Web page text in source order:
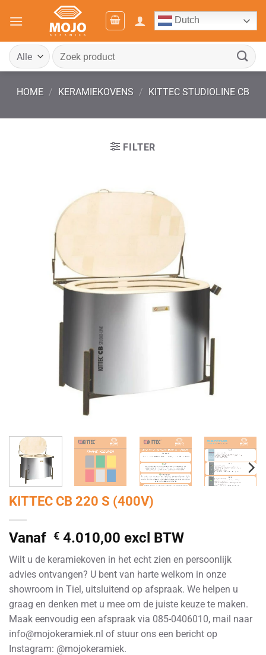
naar
Dutch
Zoeken
naar:
HOME / KERAMIEKOVENS / KITTEC STUDIOLINE CB
FILTER
KITTEC CB 220 S (400V)
Vanaf € 4.010,00 excl BTW
Wilt u de keramiekoven in het echt zien en persoonlijk
advies ontvangen? U bent van harte welkom in onze
showroom in Tiel, uitsluitend op afspraak. We helpen u
graag en denken met u mee om de juiste keuze te maken.
Maak eenvoudig een afspraak via 085-0406010, mail naar
info@mojokeramiek.nl of stuur ons een bericht op
Instagram: @mojokeramiek.